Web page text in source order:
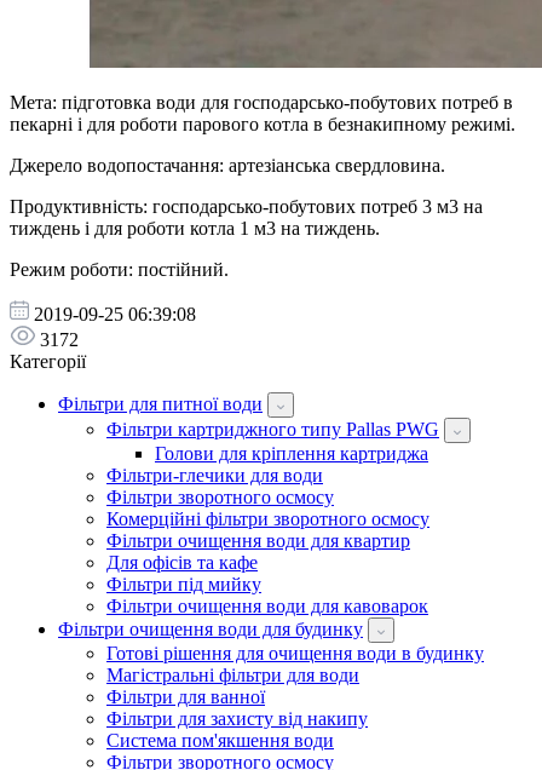
Мета: підготовка води для господарсько-побутових потреб в
пекарні і для роботи парового котла в безнакипному режимі.
Джерело водопостачання: артезіанська свердловина.
Продуктивність: господарсько-побутових потреб 3 м3 на
тиждень і для роботи котла 1 м3 на тиждень.
Режим роботи: постійний.
2019-09-25 06:39:08
3172
Категорії
Фільтри для питної води
Фільтри картриджного типу Pallas PWG
Голови для кріплення картриджа
Фільтри-глечики для води
Фільтри зворотного осмосу
Комерційні фільтри зворотного осмосу
Фільтри очищення води для квартир
Для офісів та кафе
Фільтри під мийку
Фільтри очищення води для кавоварок
Фільтри очищення води для будинку
Готові рішення для очищення води в будинку
Магістральні фільтри для води
Фільтри для ванної
Фільтри для захисту від накипу
Система пом'якшення води
Фільтри зворотного осмосу